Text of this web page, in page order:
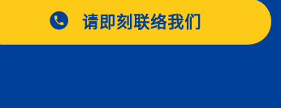
请即刻联络我们